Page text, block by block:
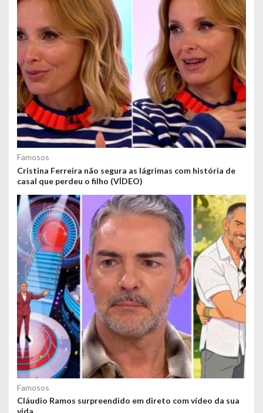
Famosos
Cristina Ferreira não segura as lágrimas com história de
casal que perdeu o filho (VÍDEO)
Famosos
Cláudio Ramos surpreendido em direto com vídeo da sua